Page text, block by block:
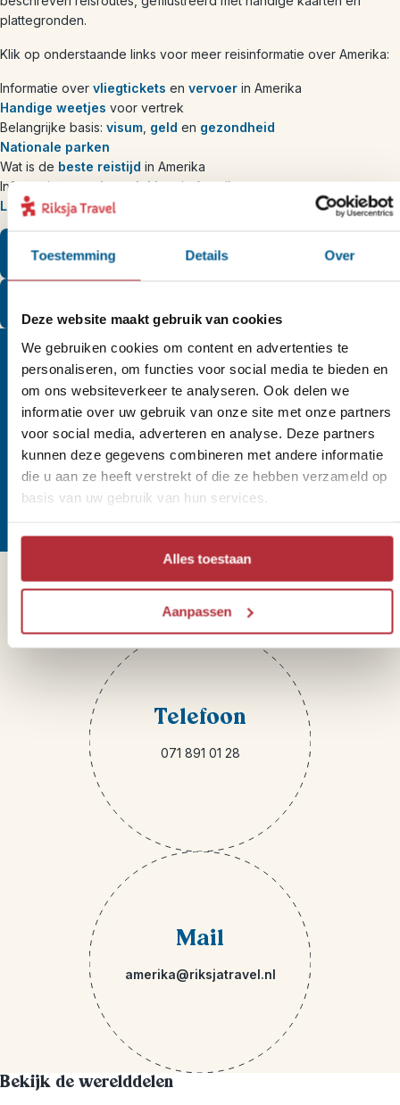
Toestemming Details Over
Deze website maakt gebruik van cookies
We gebruiken cookies om content en advertenties te
personaliseren, om functies voor social media te bieden en
om ons websiteverkeer te analyseren. Ook delen we
informatie over uw gebruik van onze site met onze partners
voor social media, adverteren en analyse. Deze partners
kunnen deze gegevens combineren met andere informatie
die u aan ze heeft verstrekt of die ze hebben verzameld op
basis van uw gebruik van hun services.
Alles toestaan
Aanpassen
plattegronden.
Klik op onderstaande links voor meer reisinformatie over Amerika:
Informatie over vliegtickets en vervoer in Amerika
Handige weetjes voor vertrek
Belangrijke basis: visum geld en gezondheid
Nationale parken
Wat is de beste reistijd in Amerika
Informatie overslaapplekkenin Amerika
Logische reisroutes
Bekijk onze Amerika-bouwstenen
Wil jij altijd als eerste op de
hoogte zijn van onze Riksja
Reisnieuwtjes?
Sparren of heb je vragen?
Telefoon
071 891 01 28
Mail
amerika@riksjatravel.nl
Bekijk de werelddelen